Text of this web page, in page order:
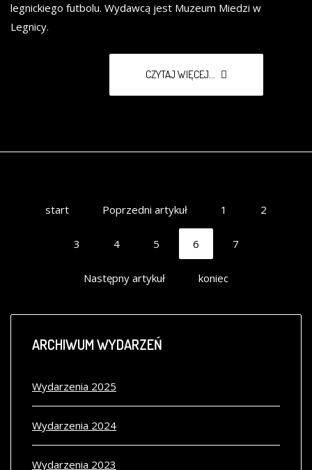
legnickiego futbolu. Wydawcą jest Muzeum Miedzi w
Legnicy.
CZYTAJ WIĘCEJ...
start Poprzedni artykuł 1 2
3 4 5 6 7
Następny artykuł koniec
ARCHIWUMWYDARZEŃ
Wydarzenia 2025
Wydarzenia 2024
Wydarzenia 2023